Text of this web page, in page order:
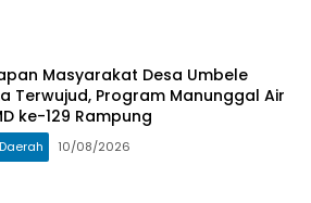
Masyarakat Desa Umbele
Terwujud, Program Manunggal Air
ke-129 Rampung
10/08/2026